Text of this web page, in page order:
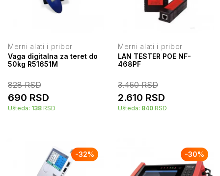
Merni alati i pribor
Vaga digitalna za teret do
50kg R51651M
828 RSD
690 RSD
Ušteda: 138 RSD
Merni alati i pribor
LAN TESTER POE NF-
468PF
3.450RSD
2.610 RSD
Ušteda: 840 RSD
-32% -30%